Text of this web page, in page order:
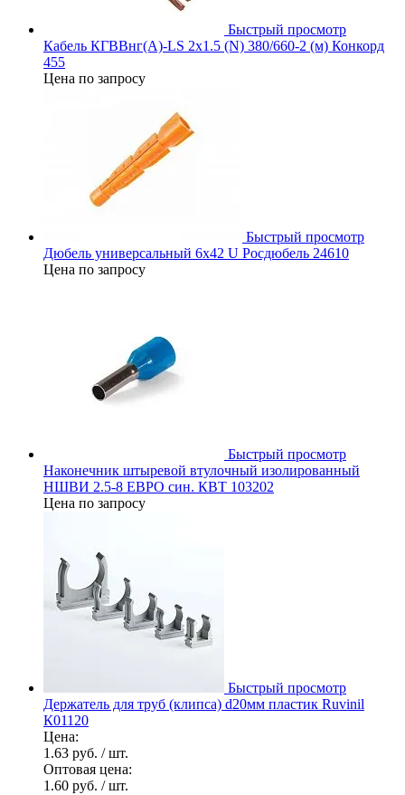
Быстрый просмотр
Кабель КГВВнг(А)-LS 2х1.5 (N) 380/660-2 (м) Конкорд
455
Цена по запросу
Быстрый просмотр
Дюбель универсальный 6х42 U Росдюбель 24610
Цена по запросу
Быстрый просмотр
Наконечник штыревой втулочный изолированный
НШВИ 2.5-8 ЕВРО син. КВТ 103202
Цена по запросу
Быстрый просмотр
Держатель для труб (клипса) d20мм пластик Ruvinil
К01120
Цена:
1.63 руб. / шт.
Оптовая цена:
1.60 руб. / шт.